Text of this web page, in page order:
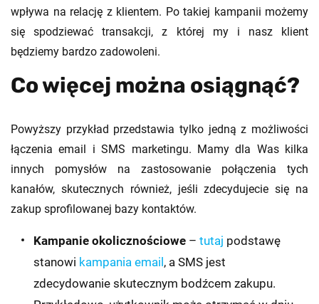
wpływa na relację z klientem. Po takiej kampanii możemy
się spodziewać transakcji, z której my i nasz klient
będziemy bardzo zadowoleni.
Co więcej można osiągnąć?
Powyższy przykład przedstawia tylko jedną z możliwości
łączenia email i SMS marketingu. Mamy dla Was kilka
innych pomysłów na zastosowanie połączenia tych
kanałów, skutecznych również, jeśli zdecydujecie się na
zakup sprofilowanej bazy kontaktów.
Kampanie okolicznościowe – tutaj podstawę
stanowi kampania email , a SMS jest
zdecydowanie skutecznym bodźcem zakupu.